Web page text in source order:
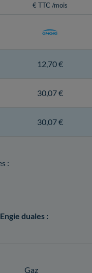
€ TTC /mois
12,70 €
30,07 €
30,07 €
:
duales :
Gaz